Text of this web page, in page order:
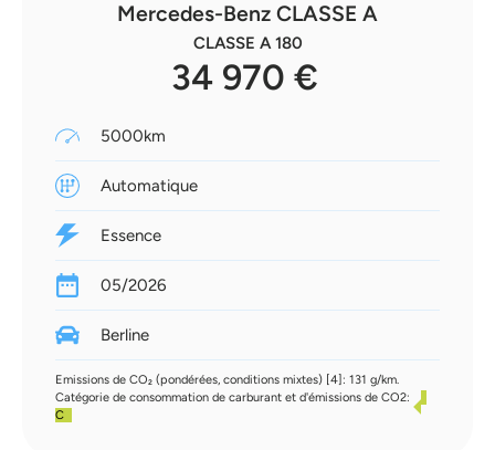
Mercedes-Benz CLASSE A
CLASSE A 180
34 970 €
5000km
Automatique
Essence
05/2026
Berline
Emissions de CO₂ (pondérées, conditions mixtes) [4]: 131 g/km.
Catégorie de consommation de carburant et d'émissions de CO2:
C